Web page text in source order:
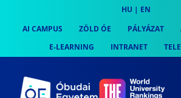
content
HU | EN
AI CAMPUS
ZÖLD ÓE PÁLYÁZAT
E-LEARNING
INTRANET